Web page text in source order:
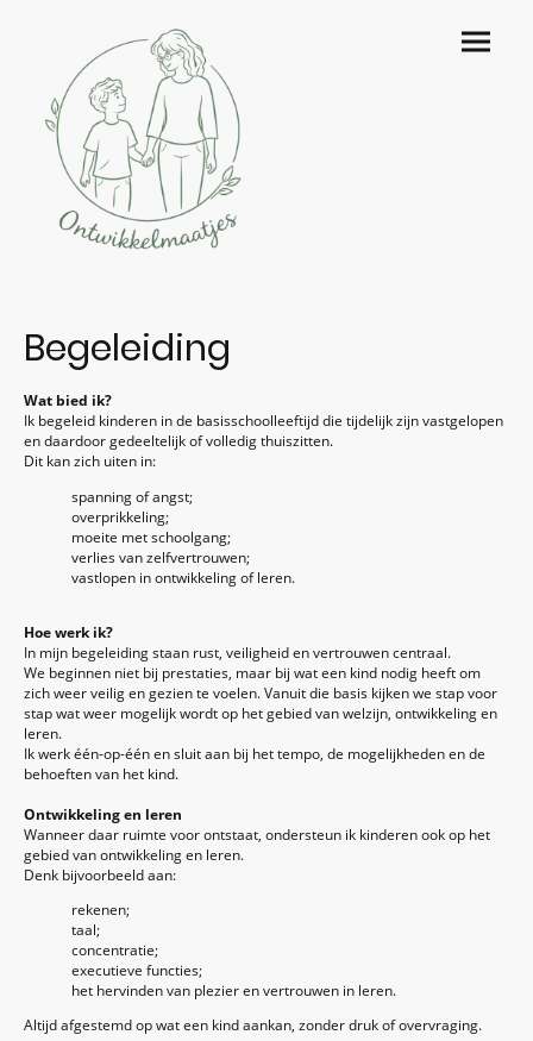
Begeleiding
Wat bied ik?
Ik begeleid kinderen in de basisschoolleeftijd die tijdelijk zijn vastgelopen
en daardoor gedeeltelijk of volledig thuiszitten.
Dit kan zich uiten in:
spanning of angst;
overprikkeling;
moeite met schoolgang;
verlies van zelfvertrouwen;
vastlopen in ontwikkeling of leren.
Hoe werk ik?
In mijn begeleiding staan rust, veiligheid en vertrouwen centraal.
We beginnen niet bij prestaties, maar bij wat een kind nodig heeft om
zich weer veilig en gezien te voelen. Vanuit die basis kijken we stap voor
stap wat weer mogelijk wordt op het gebied van welzijn, ontwikkeling en
leren.
Ik werk één-op-één en sluit aan bij het tempo, de mogelijkheden en de
behoeften van het kind.
Ontwikkeling en leren
Wanneer daar ruimte voor ontstaat, ondersteun ik kinderen ook op het
gebied van ontwikkeling en leren.
Denk bijvoorbeeld aan:
rekenen;
taal;
concentratie;
executieve functies;
het hervinden van plezier en vertrouwen in leren.
Altijd afgestemd op wat een kind aankan, zonder druk of overvraging.